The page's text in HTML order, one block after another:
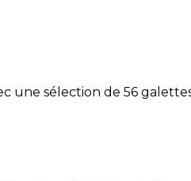
une sélection de 56